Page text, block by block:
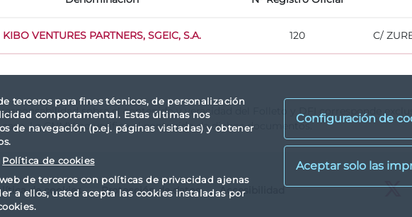
terceros para fines técnicos, de personalización
comportamental. Estas últimas nos
de navegación (p.ej. páginas visitadas) y obtener
Política de cookies
de terceros con políticas de privacidad ajenas
a ellos, usted acepta las cookies instaladas por
Configuración de
KIBO VENTURES PARTNERS, SGEIC, S.A. 120 C/
responsabilidad sobre el contenido y veracidad del Folleto y DFI corresponde
caso. La CNMV no verifica el contenido de dichos documentos.
de cookies Protección de datos Accesibilidad